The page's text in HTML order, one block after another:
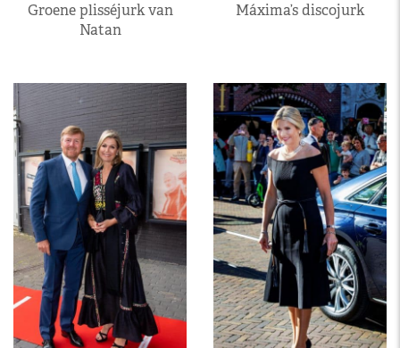
Groene plisséjurk van
Natan
Máxima’s discojurk